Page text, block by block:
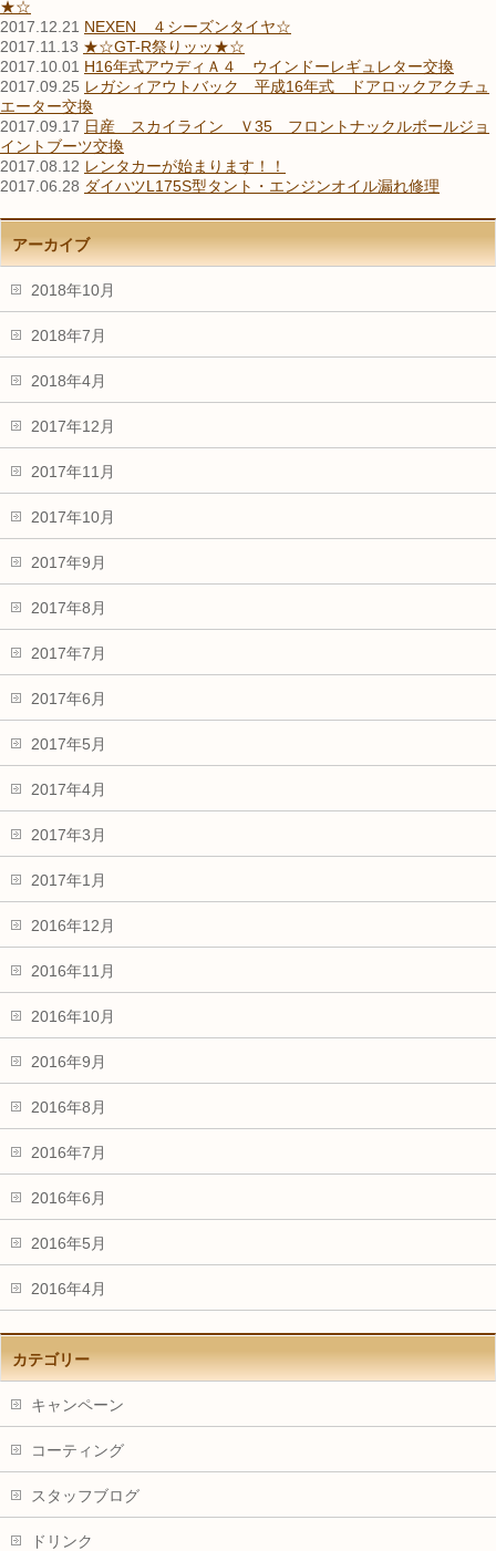
★☆
2017.12.21 NEXEN ４シーズンタイヤ☆
2017.11.13 ★☆GT-R祭りッッ★☆
2017.10.01 H16年式アウディＡ４ ウインドーレギュレター交換
2017.09.25 レガシィアウトバック 平成16年式 ドアロックアクチュ
エーター交換
2017.09.17 日産 スカイライン Ｖ35 フロントナックルボールジョ
イントブーツ交換
2017.08.12 レンタカーが始まります！！
2017.06.28 ダイハツL175S型タント・エンジンオイル漏れ修理
アーカイブ
2018年10月
2018年7月
2018年4月
2017年12月
2017年11月
2017年10月
2017年9月
2017年8月
2017年7月
2017年6月
2017年5月
2017年4月
2017年3月
2017年1月
2016年12月
2016年11月
2016年10月
2016年9月
2016年8月
2016年7月
2016年6月
2016年5月
2016年4月
カテゴリー
キャンペーン
コーティング
スタッフブログ
ドリンク